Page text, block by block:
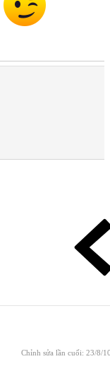
Chỉnh sửa lần cuối: 23/8/